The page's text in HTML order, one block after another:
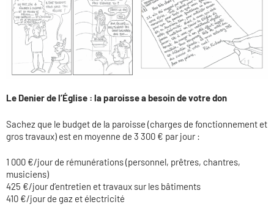
Le Denier de l’Église : la paroisse a besoin de votre don
Sachez que le budget de la paroisse (charges de fonctionnement et
gros travaux) est en moyenne de 3 300 € par jour :
1 000 €/jour de rémunérations (personnel, prêtres, chantres,
musiciens)
425 €/jour d’entretien et travaux sur les bâtiments
410 €/jour de gaz et électricité